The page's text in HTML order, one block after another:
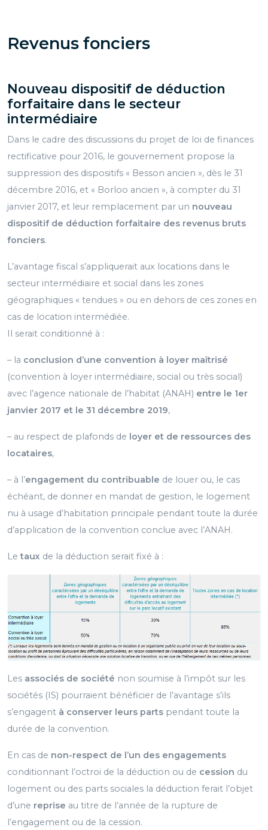
Revenus fonciers
Nouveau dispositif de déduction
forfaitaire dans le secteur
intermédiaire
Dans le cadre des discussions du projet de loi de finances
rectificative pour 2016, le gouvernement propose la
suppression des dispositifs « Besson ancien », dès le 31
décembre 2016, et « Borloo ancien », à compter du 31
janvier 2017, et leur remplacement par un nouveau
dispositif de déduction forfaitaire des revenus bruts
fonciers.
L’avantage fiscal s’appliquerait aux locations dans le
secteur intermédiaire et social dans les zones
géographiques « tendues » ou en dehors de ces zones en
cas de location intermédiée.
Il serait conditionné à :
– la conclusion d’une convention à loyer maîtrisé
(convention à loyer intermédiaire, social ou très social)
avec l’agence nationale de l’habitat (ANAH) entre le 1er
janvier 2017 et le 31 décembre 2019,
– au respect de plafonds de loyer et de ressources des
locataires,
– à l’engagement du contribuable de louer ou, le cas
échéant, de donner en mandat de gestion, le logement
nu à usage d’habitation principale pendant toute la durée
d’application de la convention conclue avec l’ANAH.
Letaux de la déduction serait fixé à :
Les associés de société non soumise à l’impôt sur les
sociétés (IS) pourraient bénéficier de l’avantage s’ils
s’engagent à conserver leurs parts pendant toute la
durée de la convention.
En cas de non-respect de l’un des engagements
conditionnant l’octroi de la déduction ou de cession du
logement ou des parts sociales la déduction ferait l’objet
d’une reprise au titre de l’année de la rupture de
l’engagement ou de la cession.